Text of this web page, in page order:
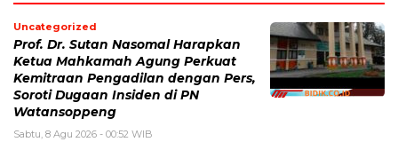
Uncategorized
Prof. Dr. Sutan Nasomal Harapkan
Ketua Mahkamah Agung Perkuat
Kemitraan Pengadilan dengan Pers,
Soroti Dugaan Insiden di PN
Watansoppeng
Sabtu, 8 Agu 2026 - 00:52 WIB